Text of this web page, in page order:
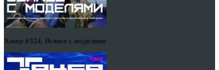
Хакер #324. Всякое с моделями